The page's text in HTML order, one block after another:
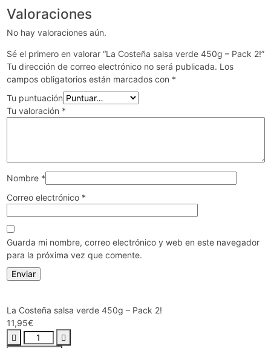
Valoraciones
No hay valoraciones aún.
Sé el primero en valorar “La Costeña salsa verde 450g – Pack 2!”
Tu dirección de correo electrónico no será publicada. Los
campos obligatorios están marcados con *
Tu puntuación
Tu valoración *
Nombre *
Correo electrónico *
Guarda mi nombre, correo electrónico y web en este navegador
para la próxima vez que comente.
La Costeña salsa verde 450g – Pack 2!
11,95€